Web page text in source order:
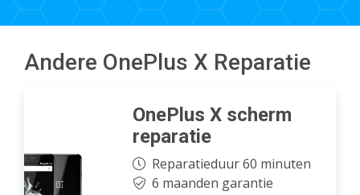
Andere OnePlus X Reparatie
OnePlus X scherm
reparatie
Reparatieduur 60 minuten
6 maanden garantie